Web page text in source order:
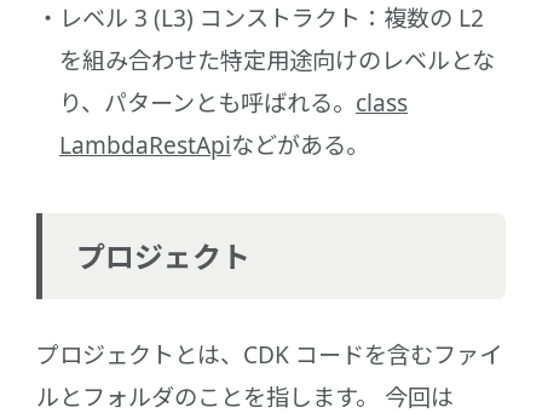
レベル 3 (L3) コンストラクト：複数の L2
を組み合わせた特定用途向けのレベルとな
り、パターンとも呼ばれる。 class
LambdaRestApiなどがある。
プロジェクト
プロジェクトとは、CDK コードを含むファイ
ルとフォルダのことを指します。 今回は